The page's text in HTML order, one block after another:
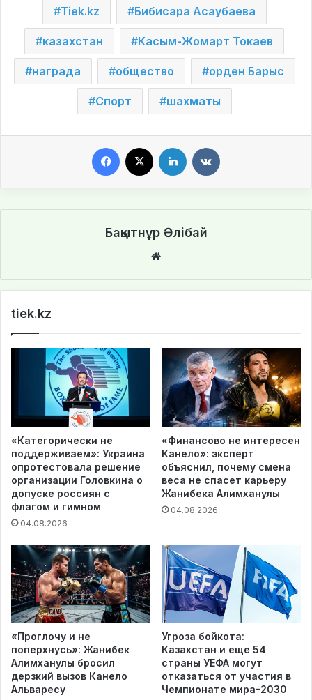
Tiek.kz Бибисара Асаубаева
казахстан Касым-Жомарт Токаев
награда общество орден Барыс
Спорт шахматы
Бақытнұр Әлібай
te
tiek.kz
«Категорически не
поддерживаем»: Украина
опротестовала решение
организации Головкина о
допуске россиян с
флагом и гимном
04.08.2026
«Финансово не интересен
Канело»: эксперт
объяснил, почему смена
веса не спасет карьеру
Жанибека Алимханулы
04.08.2026
«Проглочу и не
поперхнусь»: Жанибек
Алимханулы бросил
дерзкий вызов Канело
Альваресу
Угроза бойкота:
Казахстан и еще 54
страны УЕФА могут
отказаться от участия в
Чемпионате мира-2030